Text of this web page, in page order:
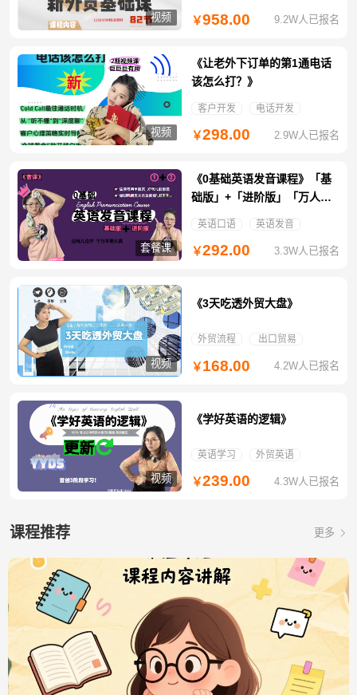
视频 ￥958.00 9.2W人已报名
视频
《让老外下订单的第1通电话
该怎么打？》
客户开发 电话开发
￥298.00 2.9W人已报名
套餐课
《0基础英语发音课程》「基
础版」+「进阶版」「万人团
英语口语 英语发音
￥292.00 3.3W人已报名
视频
《3天吃透外贸大盘》
外贸流程 出口贸易
￥168.00 4.2W人已报名
视频
《学好英语的逻辑》
英语学习 外贸英语
￥239.00 4.3W人已报名
课程推荐 更多